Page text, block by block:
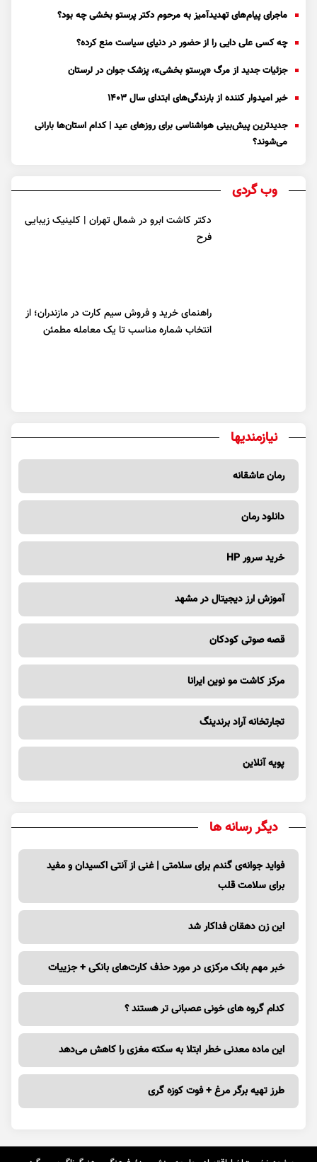
ماجرای پیام‌های تهدیدآمیز به مرحوم دکتر پرستو بخشی چه بود؟
چه کسی علی دایی را از حضور در دنیای سیاست منع کرده؟
جزئیات جدید از مرگ «پرستو بخشی»، پزشک جوان در لرستان
خبر امیدوار کننده از بارندگی‌های ابتدای سال ۱۴۰۳
جدیدترین پیش‌بینی هواشناسی برای روزهای عید | کدام استان‌ها بارانی
می‌شوند؟
وب گردی
دکتر کاشت ابرو در شمال تهران | کلینیک زیبایی
فرح
راهنمای خرید و فروش سیم کارت در مازندران؛ از
انتخاب شماره مناسب تا یک معامله مطمئن
نیازمندیها
رمان عاشقانه
دانلود رمان
خرید سرور HP
آموزش ارز دیجیتال در مشهد
قصه صوتی کودکان
مرکز کاشت مو نوین ایرانا
تجارتخانه آراد برندینگ
پویه آنلاین
دیگر رسانه ها
فواید جوانه‌ی گندم برای سلامتی | غنی از آنتی اکسیدان و مفید
برای سلامت قلب
این زن دهقان فداکار شد
خبر مهم بانک مرکزی در مورد حذف کارت‌های بانکی + جزییات
کدام گروه های خونی عصبانی تر هستند ؟
این ماده معدنی خطر ابتلا به سکته مغزی را کاهش می‌دهد
طرز تهیه برگر مرغ + فوت کوزه گری